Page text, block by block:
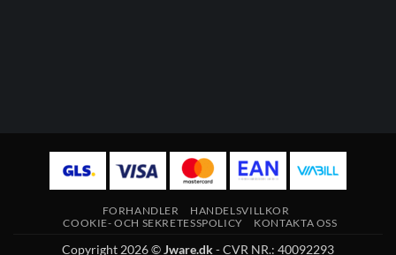
FORHANDLER
HANDELSVILLKOR
COOKIE- OCH SEKRETESSPOLICY
KONTAKTA OSS
Copyright 2026 ©Jware.dk- CVR NR.: 40092293